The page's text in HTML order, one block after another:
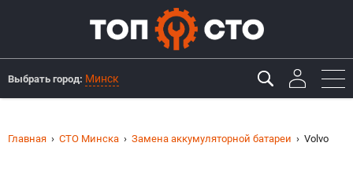
Выбрать город: Минск
Главная СТО Минска Замена аккумуляторной батареи Volvo